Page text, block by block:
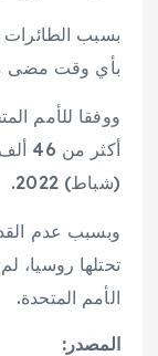
بسبب
بأي وقت مضى
(شباط) 2022.
وبسبب عدم
تحتلها روسيا،
الأمم المتحدة.
المصدر: